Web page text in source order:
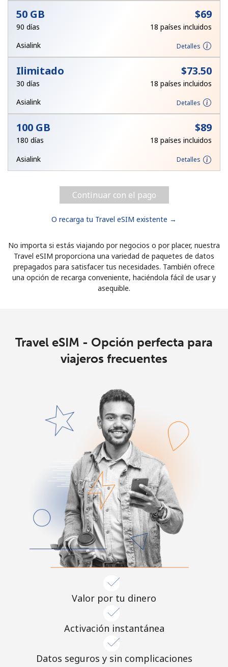
50 GB ⁦$69⁩
90 días
18 países incluidos
Asialink
Detalles
Ilimitado ⁦$73.50⁩
30 días
18 países incluidos
Asialink
Detalles
100 GB ⁦$89⁩
180 días
18 países incluidos
Asialink
Detalles
Continuar con el pago
O recarga tu Travel eSIM existente →
No importa si estás viajando por negocios o por placer, nuestra
Travel eSIM proporciona una variedad de paquetes de datos
prepagados para satisfacer tus necesidades. También ofrece
una opción de recarga conveniente, haciéndola fácil de usar y
asequible.
Travel eSIM - Opción perfecta para
viajeros frecuentes
Valor por tu dinero
Activación instantánea
Datos seguros y sin complicaciones